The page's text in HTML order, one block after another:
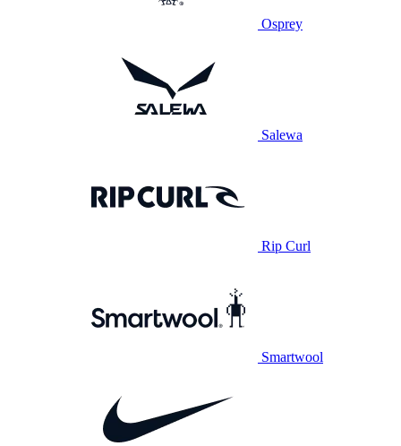
Osprey
Salewa
Rip Curl
Smartwool